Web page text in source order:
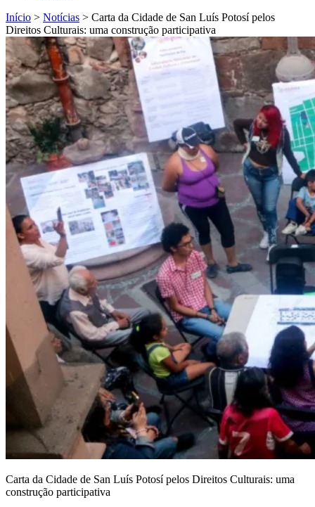
Início > Notícias > Carta da Cidade de San Luís Potosí pelos
Direitos Culturais: uma construção participativa
Carta da Cidade de San Luís Potosí pelos Direitos Culturais: uma
construção participativa